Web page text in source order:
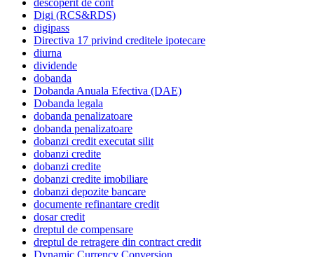
Digi (RCS&RDS)
digipass
Directiva 17 privind creditele ipotecare
diurna
dividende
dobanda
Dobanda Anuala Efectiva (DAE)
Dobanda legala
dobanda penalizatoare
dobanda penalizatoare
dobanzi credit executat silit
dobanzi credite
dobanzi credite
dobanzi credite imobiliare
dobanzi depozite bancare
documente refinantare credit
dosar credit
dreptul de compensare
dreptul de retragere din contract credit
Dynamic Currency Conversion